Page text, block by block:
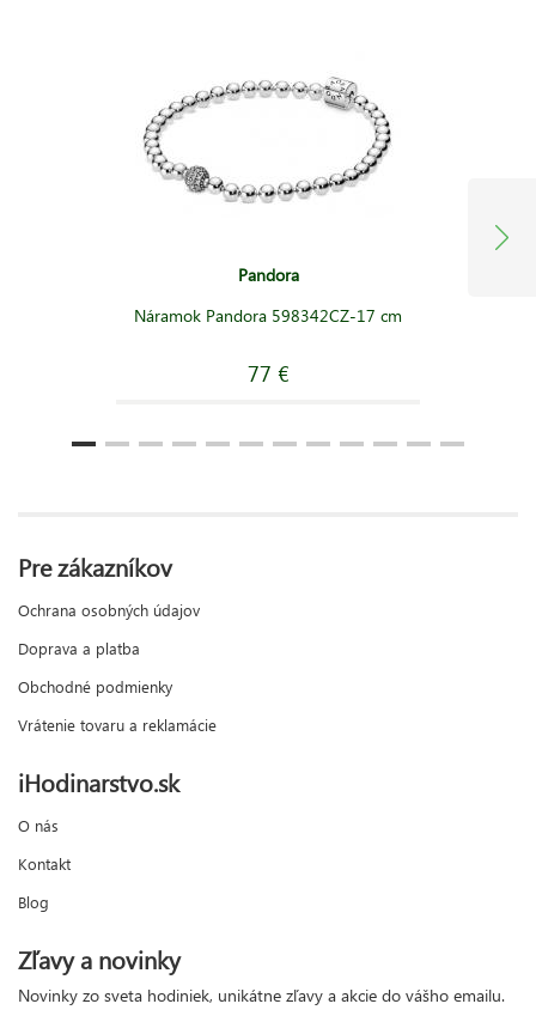
Pandora
Náramok Pandora 598342CZ-17 cm
77 €
Pre zákazníkov
Ochrana osobných údajov
Doprava a platba
Obchodné podmienky
Vrátenie tovaru a reklamácie
iHodinarstvo.sk
O nás
Kontakt
Blog
Zľavy a novinky
Novinky zo sveta hodiniek, unikátne zľavy a akcie do vášho emailu.